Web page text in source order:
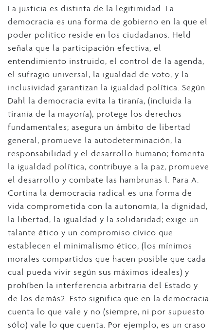
La justicia es distinta de la legitimidad. La
democracia es una forma de gobierno en la que el
poder político reside en los ciudadanos. Held
señala que la participación efectiva, el
entendimiento instruido, el control de la agenda,
el sufragio universal, la igualdad de voto, y la
inclusividad garantizan la igualdad política. Según
Dahl la democracia evita la tiranía, (incluida la
tiranía de la mayoría), protege los derechos
fundamentales; asegura un ámbito de libertad
general, promueve la autodeterminación, la
responsabilidad y el desarrollo humano; fomenta
la igualdad política, contribuye a la paz, promueve
el desarrollo y combate las hambrunas l. Para A.
Cortina la democracia radical es una forma de
vida comprometida con la autonomía, la dignidad,
la libertad, la igualdad y la solidaridad; exige un
talante ético y un compromiso cívico que
establecen el minimalismo ético, (los mínimos
morales compartidos que hacen posible que cada
cual pueda vivir según sus máximos ideales) y
prohíben la interferencia arbitraria del Estado y
de los demás2. Esto significa que en la democracia
cuenta lo que vale y no (siempre, ni por supuesto
sólo) vale lo que cuenta. Por ejemplo, es un craso